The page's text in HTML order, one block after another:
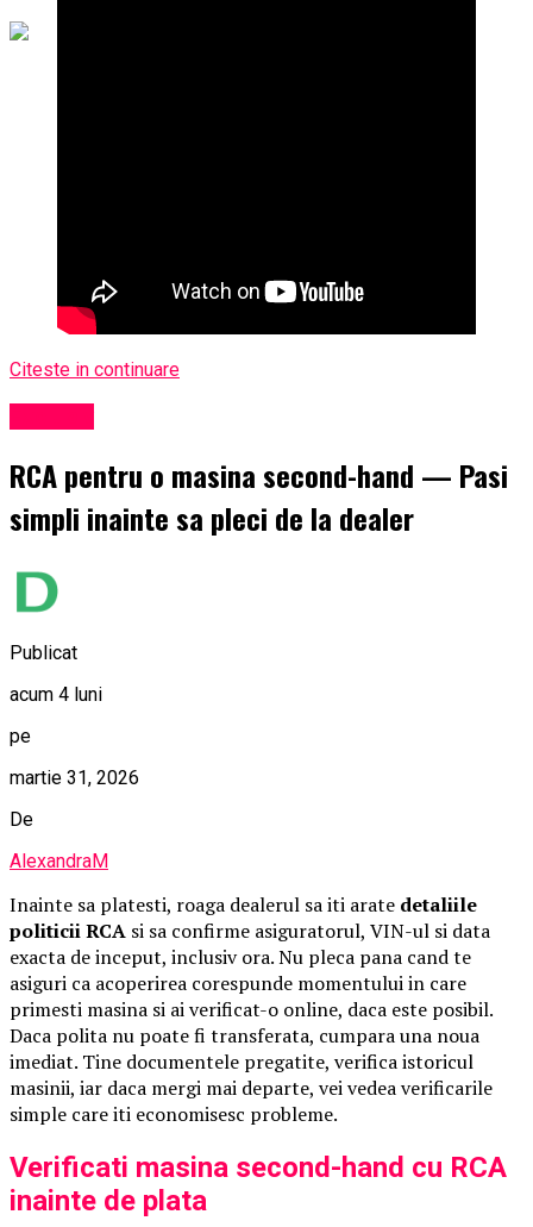
Citeste in continuare
RCA pentru o masina second-hand — Pasi
simpli inainte sa pleci de la dealer
Publicat
acum 4 luni
pe
martie 31, 2026
De
AlexandraM
Inainte sa platesti, roaga dealerul sa iti arate detaliile
politicii RCA si sa confirme asiguratorul, VIN-ul si data
exacta de inceput, inclusiv ora. Nu pleca pana cand te
asiguri ca acoperirea corespunde momentului in care
primesti masina si ai verificat-o online, daca este posibil.
Daca polita nu poate fi transferata, cumpara una noua
imediat. Tine documentele pregatite, verifica istoricul
masinii, iar daca mergi mai departe, vei vedea verificarile
simple care iti economisesc probleme.
Verificati masina second-hand cu RCA
inainte de plata